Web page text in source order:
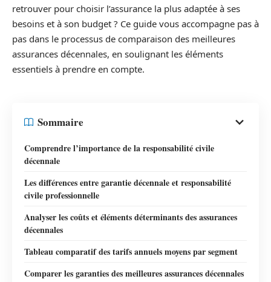
retrouver pour choisir l’assurance la plus adaptée à ses
besoins et à son budget ? Ce guide vous accompagne pas à
pas dans le processus de comparaison des meilleures
assurances décennales, en soulignant les éléments
essentiels à prendre en compte.
Sommaire
Comprendre l’importance de la responsabilité civile
décennale
Les différences entre garantie décennale et responsabilité
civile professionnelle
Analyser les coûts et éléments déterminants des assurances
décennales
Tableau comparatif des tarifs annuels moyens par segment
Comparer les garanties des meilleures assurances décennales